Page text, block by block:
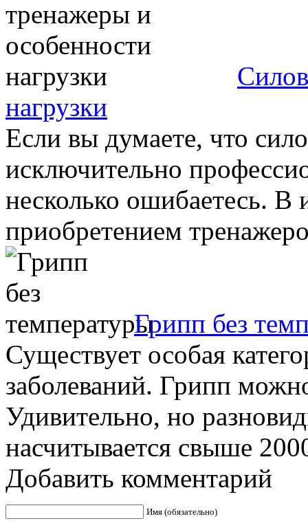
нагрузки
Если вы думаете, что
исключительно
несколько ошибаетесь. В
приобретением
Грипп без
Существует особая
заболеваний. Грипп
Удивительно, но
насчитывается свыше
Добавить комментарий
Имя (обязательно)